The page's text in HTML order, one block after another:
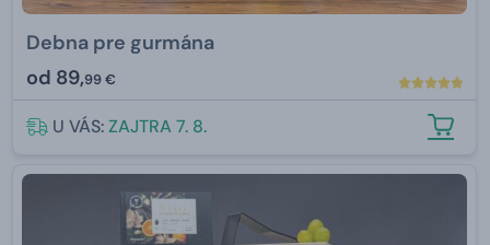
Debna pre gurmána
od 89,99 €
U VÁS:ZAJTRA 7. 8.